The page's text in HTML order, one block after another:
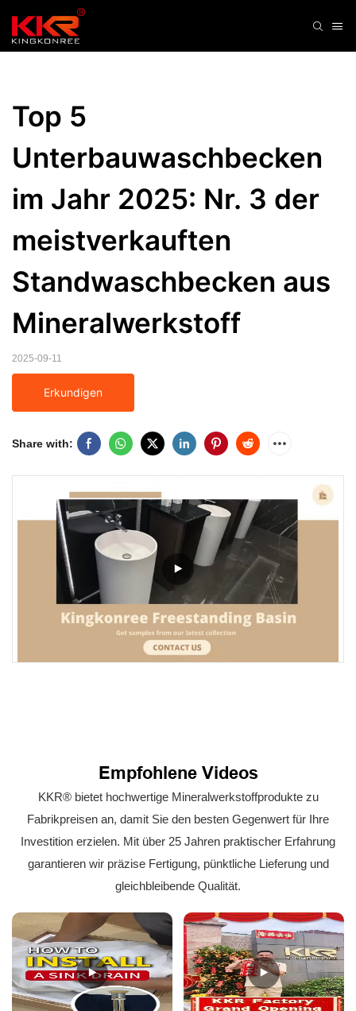
Top 5
Unterbauwaschbecken
im Jahr 2025: Nr. 3 der
meistverkauften
Standwaschbecken aus
Mineralwerkstoff
2025-09-11
Erkundigen
Share with:
Empfohlene Videos
KKR® bietet hochwertige Mineralwerkstoffprodukte zu
Fabrikpreisen an, damit Sie den besten Gegenwert für Ihre
Investition erzielen. Mit über 25 Jahren praktischer Erfahrung
garantieren wir präzise Fertigung, pünktliche Lieferung und
gleichbleibende Qualität.